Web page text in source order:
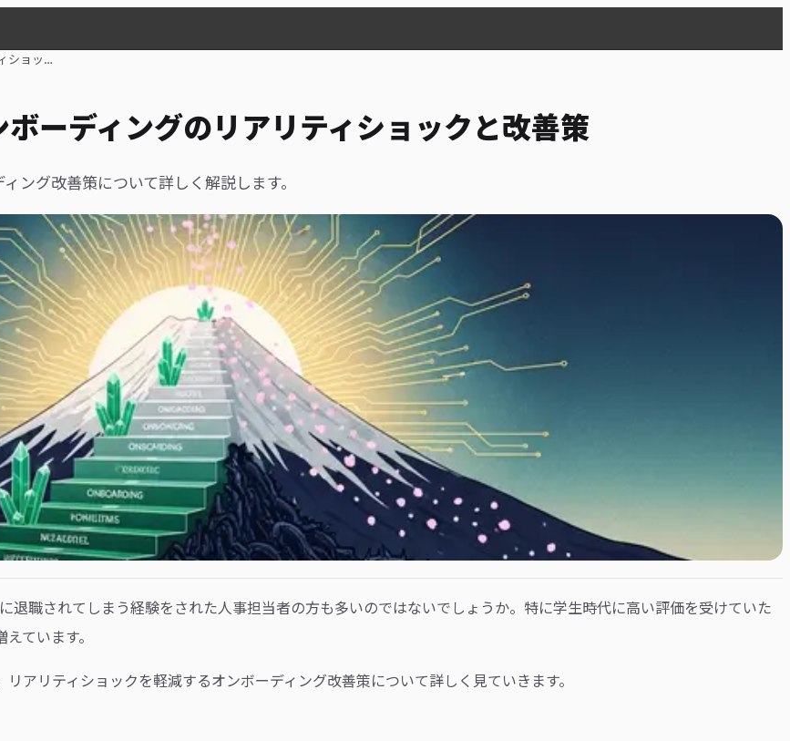
ショッ…
ーディングのリアリティショックと改善策
ング改善策について詳しく解説します。
退職されてしまう経験をされた人事担当者の方も多いのではないでしょうか。特に学生時代に高い評価を受けていた
ています。
アリティショックを軽減するオンボーディング改善策について詳しく見ていきます。